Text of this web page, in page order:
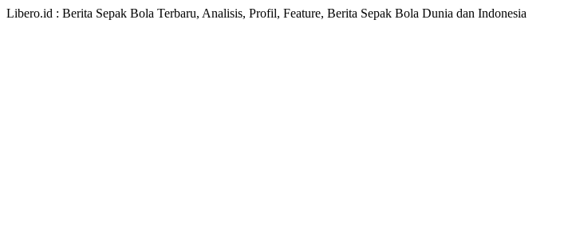
Libero.id : Berita Sepak Bola Terbaru, Analisis, Profil, Feature, Berita Sepak Bola Dunia dan Indonesia